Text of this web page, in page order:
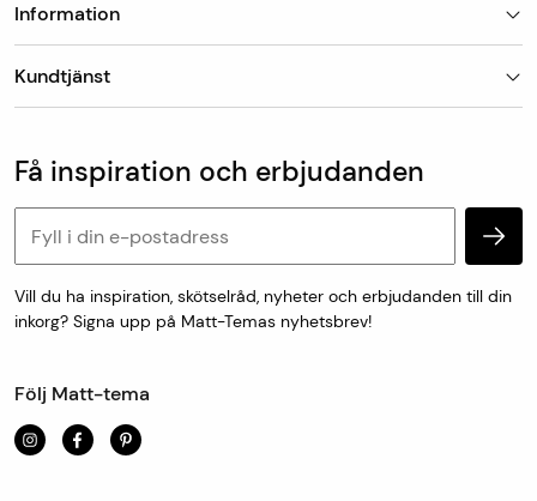
Information
Om Matt-Tema
Vanliga frågor
Kundtjänst
Köp & leveransvillkor
Retur & reklamation
Personuppgifter och cookies
Få inspiration och erbjudanden
Vill du ha inspiration, skötselråd, nyheter och erbjudanden till din
inkorg? Signa upp på Matt-Temas nyhetsbrev!
Följ Matt-tema